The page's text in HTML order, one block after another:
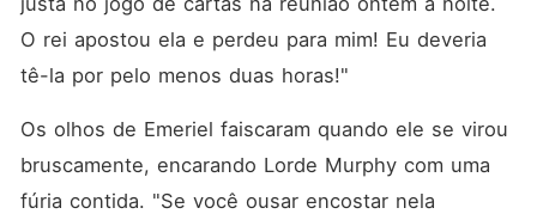
O rei apostou ela e perdeu para mim! Eu deveria
tê-la por pelo menos duas horas!"
Os olhos de Emeriel faiscaram quando ele se virou
bruscamente, encarando Lorde Murphy com uma
fúria contida. "Se você ousar encostar nela